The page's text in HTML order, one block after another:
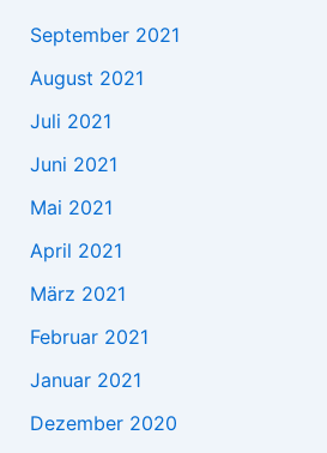
September 2021
August 2021
Juli 2021
Juni 2021
Mai 2021
April 2021
März 2021
Februar 2021
Januar 2021
Dezember 2020